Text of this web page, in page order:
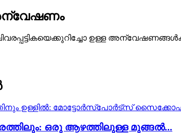
അന്വേഷണം
ഉള്ള
ഒരു ആഴത്തിലുള്ള മുങ്ങൽ...